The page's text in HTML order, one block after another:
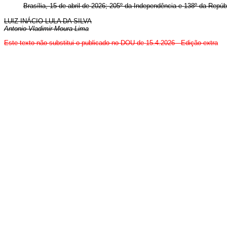
Brasília, 15 de abril de 2026; 205º da Independência e 138º da
LUIZ INÁCIO LULA DA SILVA
Antonio Vladimir Moura Lima
Este texto não substitui o publicado no DOU de 15.4.2026 - Edição extra